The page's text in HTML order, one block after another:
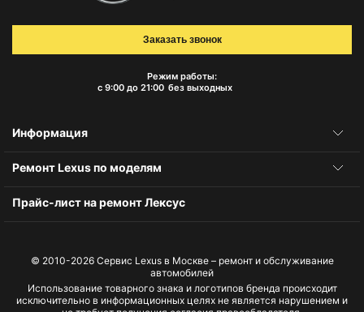
Режим работы:
с 9:00 до 21:00 без выходных
Заказать звонок
Информация
Ремонт Lexus по моделям
Прайс-лист на ремонт Лексус
© 2010-2026 Сервис Lexus в Москве – ремонт и обслуживание
автомобилей
Использование товарного знака и логотипов бренда происходит
исключительно в информационных целях не является нарушением и